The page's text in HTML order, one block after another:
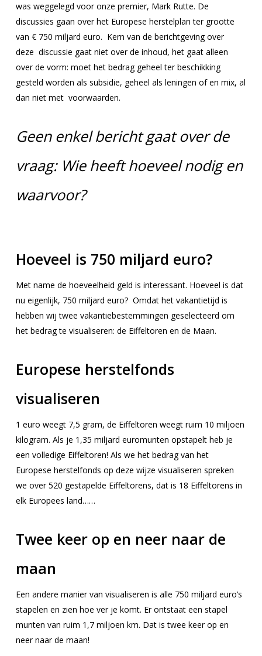
was weggelegd voor onze premier, Mark Rutte. De
discussies gaan over het Europese herstelplan ter grootte
van € 750 miljard euro. Kern van de berichtgeving over
deze discussie gaat niet over de inhoud, het gaat alleen
over de vorm: moet het bedrag geheel ter beschikking
gesteld worden als subsidie, geheel als leningen of en mix, al
dan niet met voorwaarden.
Geen enkel bericht gaat over de
vraag: Wie heeft hoeveel nodig en
waarvoor?
Hoeveel is 750 miljard euro?
Met name de hoeveelheid geld is interessant. Hoeveel is dat
nu eigenlijk, 750 miljard euro? Omdat het vakantietijd is
hebben wij twee vakantiebestemmingen geselecteerd om
het bedrag te visualiseren: de Eiffeltoren en de Maan.
Europese herstelfonds
visualiseren
1 euro weegt 7,5 gram, de Eiffeltoren weegt ruim 10 miljoen
kilogram. Als je 1,35 miljard euromunten opstapelt heb je
een volledige Eiffeltoren! Als we het bedrag van het
Europese herstelfonds op deze wijze visualiseren spreken
we over 520 gestapelde Eiffeltorens, dat is 18 Eiffeltorens in
elk Europees land……
Twee keer op en neer naar de
maan
Een andere manier van visualiseren is alle 750 miljard euro’s
stapelen en zien hoe ver je komt. Er ontstaat een stapel
munten van ruim 1,7 miljoen km. Dat is twee keer op en
neer naar de maan!